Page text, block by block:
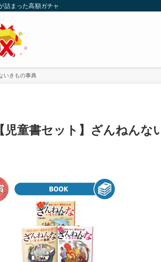
詰まった高額ガチャ
いきもの事典
児童書セット】ざんねんな